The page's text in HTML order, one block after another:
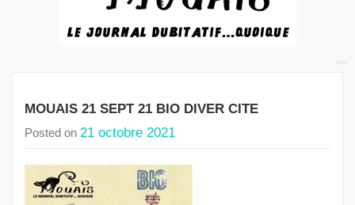
MOUAIS 21 SEPT 21 BIO DIVER CITE
Posted on 21 octobre 2021